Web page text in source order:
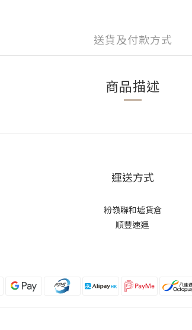
送貨及付款方式
商品描述
運送方式
粉嶺聯和墟貨倉
順豐速運